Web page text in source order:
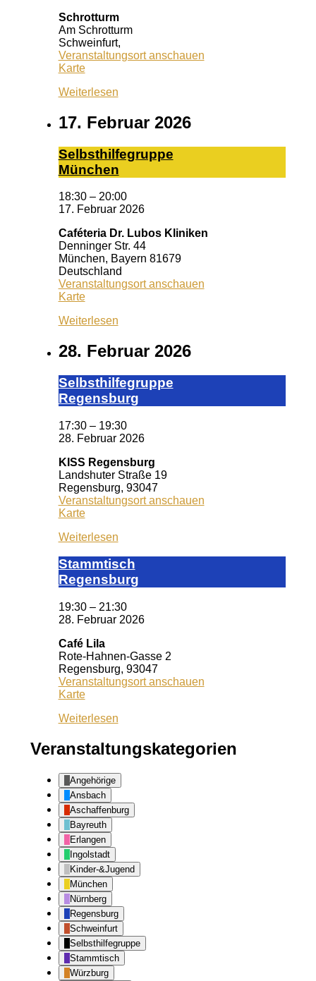
Schrotturm
Am Schrotturm
Schweinfurt,
Veranstaltungsort anschauen
KarteSchrotturm
Weiterlesen
17. Februar 2026
Selbst­hil­fe­grup­pe
Mün­chen
18:30 – 20:00
17. Februar 2026
Caféteria Dr. Lubos Kliniken
Denninger Str. 44
München, Bayern 81679
Deutschland
Veranstaltungsort anschauen
KarteCaféteria
Lubos
Weiterlesen
28. Februar 2026
Selbst­hil­fe­grup­pe
Re­gens­burg
17:30 – 19:30
28. Februar 2026
KISS Regensburg
Landshuter Straße 19
Regensburg, 93047
Veranstaltungsort anschauen
KarteKISS
Weiterlesen
Stamm­tisch
Reg­ens­burg
19:30 – 21:30
28. Februar 2026
Café Lila
Rote-Hahnen-Gasse 2
Regensburg, 93047
Veranstaltungsort anschauen
KarteCafé
Weiterlesen
Veranstaltungskategorien
Angehörige
Ansbach
Aschaffenburg
Bayreuth
Erlangen
Ingolstadt
Kinder-&Jugend
München
Nürnberg
Regensburg
Schweinfurt
Selbsthilfegruppe
Stammtisch
Würzburg